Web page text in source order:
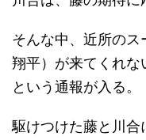
そんな中、近所の
翔平）が来てくれな
という通報が入る。
駆けつけた藤と川